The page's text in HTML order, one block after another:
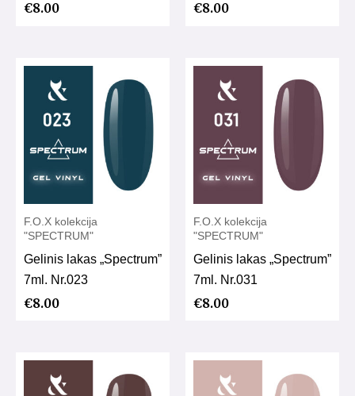
€8.00 €8.00
F.O.X kolekcija
"SPECTRUM"
Gelinis lakas „Spectrum”
7ml. Nr.023
€8.00
F.O.X kolekcija
"SPECTRUM"
Gelinis lakas „Spectrum”
7ml. Nr.031
€8.00